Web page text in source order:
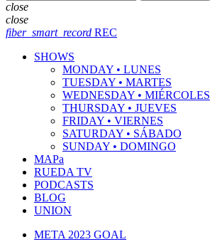
close
close
fiber_smart_record REC
SHOWS
MONDAY • LUNES
TUESDAY • MARTES
WEDNESDAY • MIÉRCOLES
THURSDAY • JUEVES
FRIDAY • VIERNES
SATURDAY • SÁBADO
SUNDAY • DOMINGO
MAPa
RUEDA TV
PODCASTS
BLOG
UNION
META 2023 GOAL